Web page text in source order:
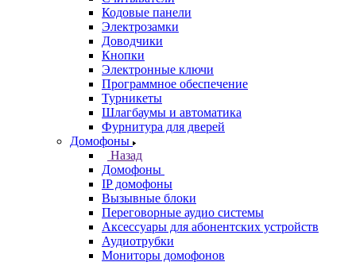
Кодовые панели
Электрозамки
Доводчики
Кнопки
Электронные ключи
Программное обеспечение
Турникеты
Шлагбаумы и автоматика
Фурнитура для дверей
Домофоны
Назад
Домофоны
IP домофоны
Вызывные блоки
Переговорные аудио системы
Аксессуары для абонентских устройств
Аудиотрубки
Мониторы домофонов